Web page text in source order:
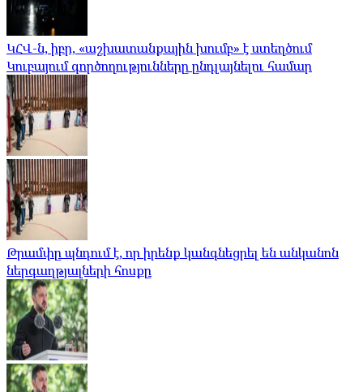
ԿՀՎ-ն, իբր, «աշխատանքային խումբ» է ստեղծում
Կուբայում գործողությունները ընդլայնելու համար
Թրամփը պնդում է, որ իրենք կանգնեցրել են անկանոն
ներգաղթյալների հոսքը